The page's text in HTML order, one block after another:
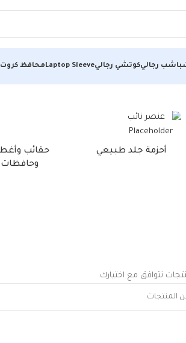
رجاليكوتشي رجاليLaptop Sleeveمحافظ كروت
أحزمة جلد طبيعي
حقائب
وحافظات
تتوافق مع اختيارك.